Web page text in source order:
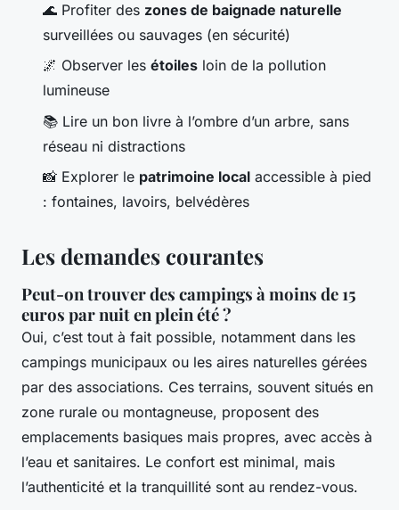
🌊 Profiter des zones de baignade naturelle
surveillées ou sauvages (en sécurité)
🌌 Observer les étoiles loin de la pollution
lumineuse
📚 Lire un bon livre à l’ombre d’un arbre, sans
réseau ni distractions
📸 Explorer le patrimoine local accessible à pied
: fontaines, lavoirs, belvédères
Les demandes courantes
Peut-on trouver des campings à moins de 15
euros par nuit en plein été ?
Oui, c’est tout à fait possible, notamment dans les
campings municipaux ou les aires naturelles gérées
par des associations. Ces terrains, souvent situés en
zone rurale ou montagneuse, proposent des
emplacements basiques mais propres, avec accès à
l’eau et sanitaires. Le confort est minimal, mais
l’authenticité et la tranquillité sont au rendez-vous.